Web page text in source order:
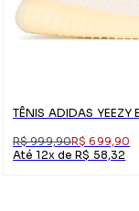
TÊNIS ADIDAS
R$ 999,90R$ 699,90
Até 12x de R$ 58,32